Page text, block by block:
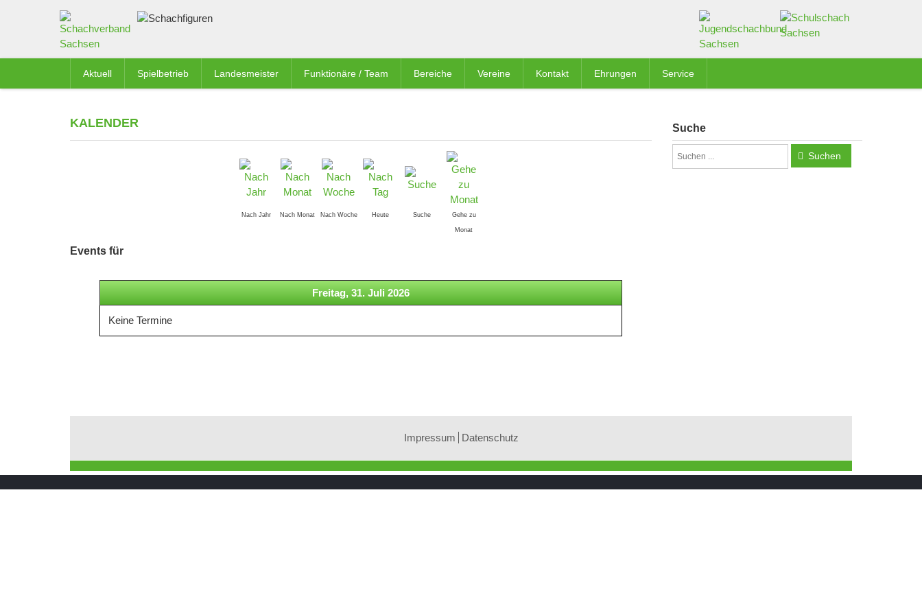
Aktuell Spielbetrieb Landesmeister Funktionäre / Team Bereiche Vereine Kontakt Ehrungen Service
KALENDER
Nach Jahr Nach Monat Nach Woche Heute Suche Gehe zu
Monat
Events für
Freitag, 31. Juli 2026
Keine Termine
Suche
Suchen
Impressum Datenschutz